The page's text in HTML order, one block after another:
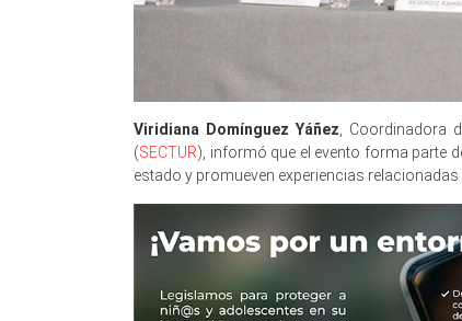
Viridiana Domínguez Yáñez , Coordinadora
(SECTUR), informó que el evento forma parte
estado y promueven experiencias relacionadas